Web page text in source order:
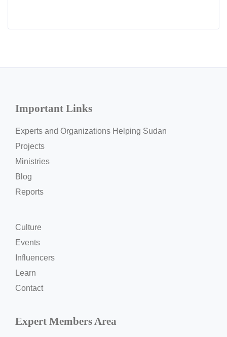
Important Links
Experts and Organizations Helping Sudan
Projects
Ministries
Blog
Reports
Culture
Events
Influencers
Learn
Contact
Expert Members Area